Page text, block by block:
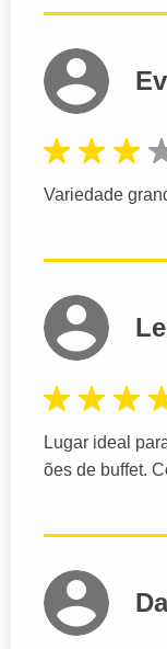
Variedade
Lugar ideal
ões de buffet.